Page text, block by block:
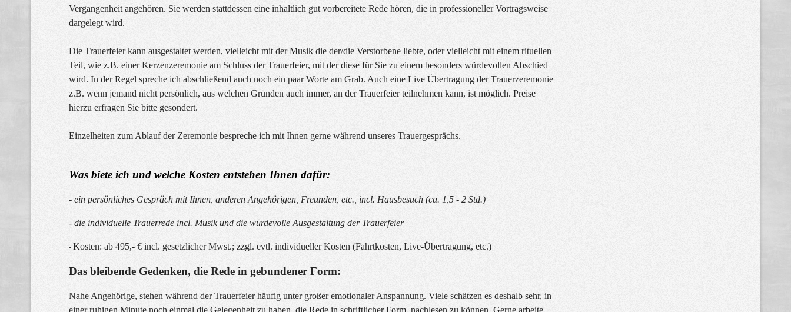
Vergangenheit angehören. Sie werden stattdessen eine inhaltlich gut vorbereitete Rede hören, die in professioneller Vortragsweise
dargelegt wird.
Die Trauerfeier kann ausgestaltet werden, vielleicht mit der Musik die der/die Verstorbene liebte, oder vielleicht mit einem rituellen
Teil, wie z.B. einer Kerzenzeremonie am Schluss der Trauerfeier, mit der diese für Sie zu einem besonders würdevollen Abschied
wird. In der Regel spreche ich abschließend auch noch ein paar Worte am Grab. Auch eine Live Übertragung der Trauerzeremonie
z.B. wenn jemand nicht persönlich, aus welchen Gründen auch immer, an der Trauerfeier teilnehmen kann, ist möglich. Preise
hierzu erfragen Sie bitte gesondert.
Einzelheiten zum Ablauf der Zeremonie bespreche ich mit Ihnen gerne während unseres Trauergesprächs.
Was biete ich und welche Kosten entstehen Ihnen dafür:
- ein persönliches Gespräch mit Ihnen, anderen Angehörigen, Freunden, etc., incl. Hausbesuch (ca. 1,5 - 2 Std.)
- die individuelle Trauerrede incl. Musik und die würdevolle Ausgestaltung der Trauerfeier
- Kosten: ab 495,- € incl. gesetzlicher Mwst.; zzgl. evtl. individueller Kosten (Fahrtkosten, Live-Übertragung, etc.)
Das bleibende Gedenken, die Rede in gebundener Form:
Nahe Angehörige, stehen während der Trauerfeier häufig unter großer emotionaler Anspannung. Viele schätzen es deshalb sehr, in
einer ruhigen Minute noch einmal die Gelegenheit zu haben, die Rede in schriftlicher Form, nachlesen zu können. Gerne arbeite